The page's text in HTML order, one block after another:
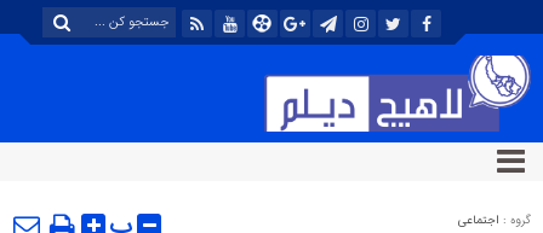
گروه : اجتماعی